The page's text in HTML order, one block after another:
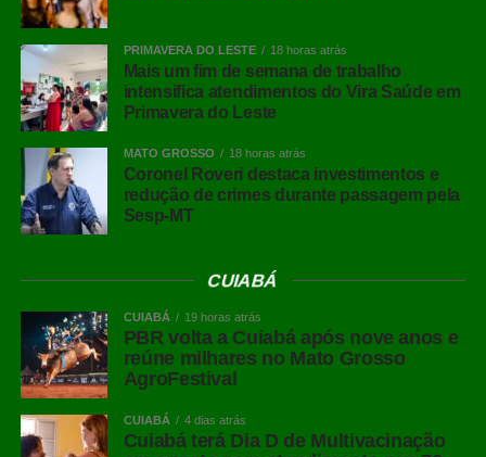
PRIMAVERA DO LESTE 18 horas atrás
Mais um fim de semana de trabalho
intensifica atendimentos do Vira Saúde em
Primavera do Leste
MATO GROSSO 18 horas atrás
Coronel Roveri destaca investimentos e
redução de crimes durante passagem pela
Sesp-MT
CUIABÁ
CUIABÁ 19 horas atrás
PBR volta a Cuiabá após nove anos e
reúne milhares no Mato Grosso
AgroFestival
CUIABÁ 4 dias atrás
Cuiabá terá Dia D de Multivacinação